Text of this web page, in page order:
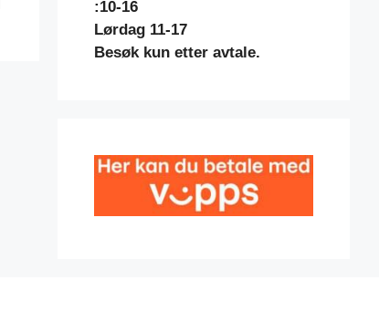
:10-16
Lørdag 11-17
Besøk kun etter avtale.